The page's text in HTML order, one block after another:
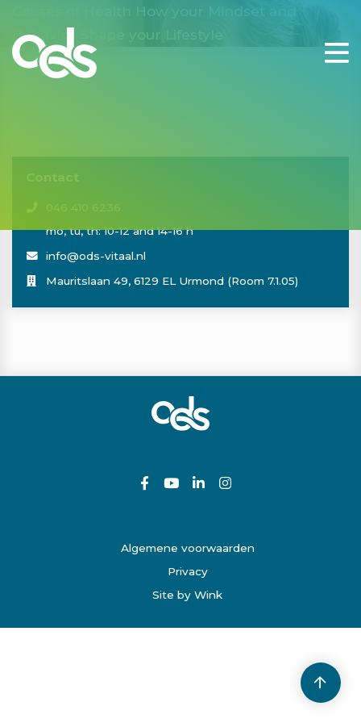
How your Mindset and
Behavior Shape your Lifestyle
Contact
046 410 6236
mo, tu, th: 10-12 and 14-16 h
info@ods-vitaal.nl
Mauritslaan 49, 6129 EL Urmond (Room 7.1.05)
Algemene voorwaarden
Privacy
Site by Wink